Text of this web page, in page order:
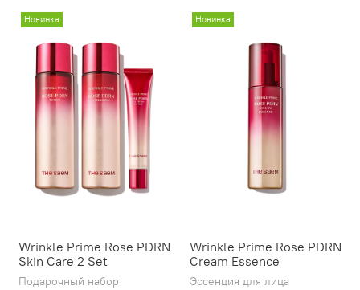
Новинка
Wrinkle Prime Rose PDRN
Skin Care 2 Set
Подарочный набор
Новинка
Wrinkle Prime Rose PDRN
Cream Essence
Эссенция для лица